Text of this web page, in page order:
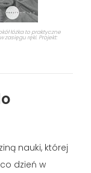
łóżka to praktyczne
ręki. Projekt:
nauki, której
dzień w